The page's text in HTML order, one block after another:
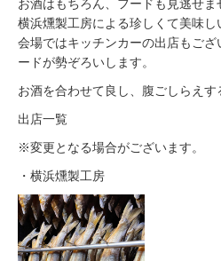
お酒はもちろん、フードも見逃せま
横浜燻製工房による珍しくて美味
会場ではキッチンカーの出店もご
ードが勢ぞろいします。
お酒を合わせて良し、腹ごしらえす
出店一覧
※変更となる場合がございます。
・横浜燻製工房